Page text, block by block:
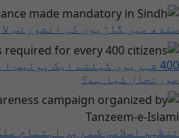
سندھ میں گاڑیوں کی انشورنس
400 شہریوں کیلئے ایک پولیس
صورتحال کیا ہے؟
تنظیم اسلامی کے زیرِ اہتمام